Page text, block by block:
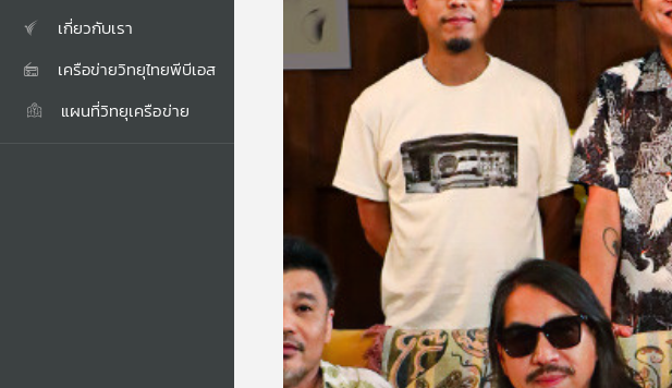
เกี่ยวกับเรา
เครือข่ายวิทยุไทยพีบีเอส
แผนที่วิทยุเครือข่าย